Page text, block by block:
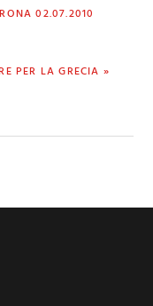
02.07.2010
PER LA GRECIA »